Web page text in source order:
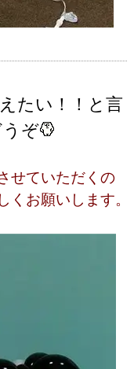
たい！！と言
ぞ
せていただくの
お願いします。